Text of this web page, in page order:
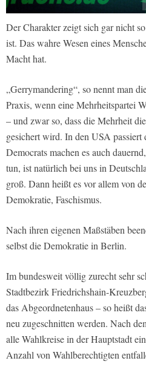
Der Charakter zeigt sich gar nicht
ist. Das wahre Wesen eines
Macht hat.
„Gerrymandering“, so nennt man
Praxis, wenn eine Mehrheitspartei
– und zwar so, dass die Mehrheit
gesichert wird. In den USA
Democrats machen es auch
tun, ist natürlich bei uns in
groß. Dann heißt es vor allem von
Demokratie, Faschismus.
Nach ihren eigenen Maßstäben
selbst die Demokratie in Berlin.
Im bundesweit völlig zurecht sehr
Stadtbezirk Friedrichshain-
das Abgeordnetenhaus – so heißt
neu zugeschnitten werden. Nach
alle Wahlkreise in der Hauptstadt
Anzahl von Wahlberechtigten